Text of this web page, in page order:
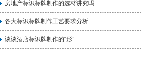
房地产标识标牌制作的选材讲究吗
各大标识标牌制作工艺要求分析
谈谈酒店标识牌制作的“形”